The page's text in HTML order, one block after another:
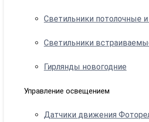
Светильники потолочные
Светильники
Гирлянды новогодние
Управление освещением
Датчики движения